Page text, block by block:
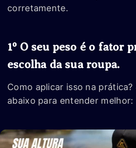
corretamente.
1º O seu peso é o fator
escolha da sua roupa.
Como aplicar isso na prática?
abaixo para entender melhor: